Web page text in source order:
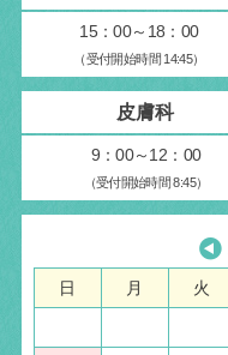
15：00～18：00
（受付開始時間 14:45）
皮膚科
9：00～12：00
（受付開始時間 8:45）
日 月 火